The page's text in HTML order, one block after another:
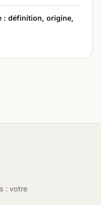
: définition, origine,
: votre